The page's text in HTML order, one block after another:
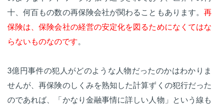
十、何百もの数の再保険会社が関わることもあります。 再
保険は、保険会社の経営の安定化を図るためになくてはな
らないものなのです。
3億円事件の犯人がどのような人物だったのかはわかりま
せんが、再保険のしくみを熟知した計算ずくの犯行だった
のであれば、「かなり金融事情に詳しい人物」という線も